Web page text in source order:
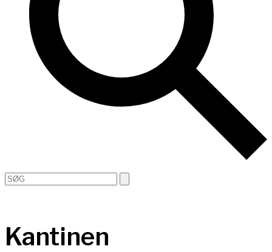
Open
mobile
Close
mobile
Search
Kantinen